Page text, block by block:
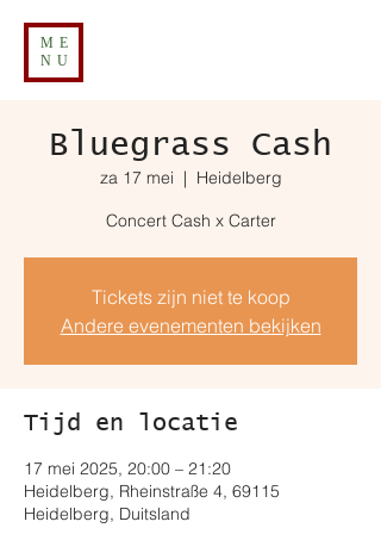
ME
NU
Bluegrass Cash
za 17 mei
  |
Heidelberg
Concert Cash x Carter
Tickets zijn niet te koop
Andere evenementen bekijken
Tijd en locatie
17 mei 2025, 20:00 – 21:20
Heidelberg, Rheinstraße 4, 69115
Heidelberg, Duitsland